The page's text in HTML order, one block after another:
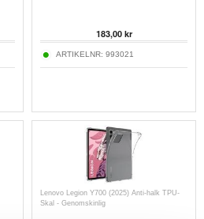
183,00kr
ARTIKELNR: 993021
Lenovo Legion Y700 (2025) Anti-halk TPU-
Skal - Genomskinlig